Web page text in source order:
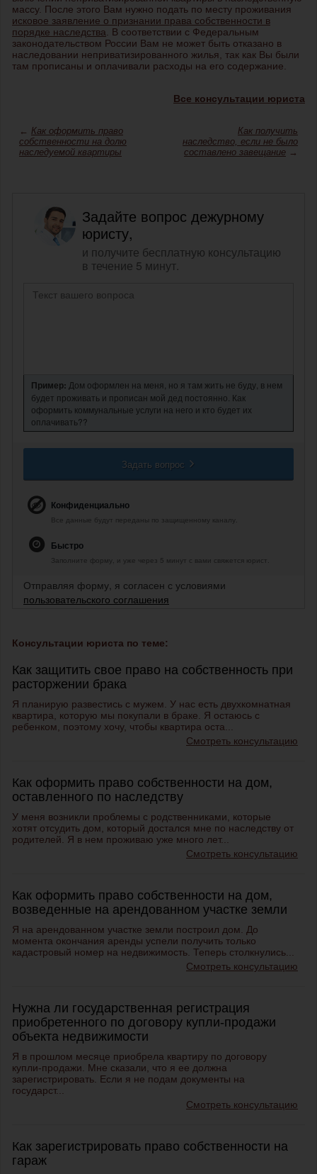
массу. После этого Вам нужно подать по месту проживания
исковое заявление о признании права собственности в
порядке наследства. В соответствии с Федеральным
законодательством России Вам не может быть отказано в
наследовании неприватизированного жилья, так как Вы были
там прописаны и оплачивали расходы на его содержание.
Все консультации юриста
← Как оформить право
собственности на долю
наследуемой квартиры
Как получить
наследство, если не было
составлено завещание →
Задайте вопрос дежурному
юристу,
и получите бесплатную консультацию
в течение 5 минут.
Пример: Дом оформлен на меня, но я там жить не буду, в нем
будет проживать и прописан мой дед постоянно. Как
оформить коммунальные услуги на него и кто будет их
оплачивать??
Задать вопрос
Конфиденциально
Все данные будут переданы по защищенному каналу.
Быстро
Заполните форму, и уже через 5 минут с вами свяжется юрист.
Отправляя форму, я согласен с условиями
пользовательского соглашения
Консультации юриста по теме:
Как защитить свое право на собственность при
расторжении брака
Я планирую развестись с мужем. У нас есть двухкомнатная
квартира, которую мы покупали в браке. Я остаюсь с
ребенком, поэтому хочу, чтобы квартира оста...
Смотреть консультацию
Как оформить право собственности на дом,
оставленного по наследству
У меня возникли проблемы с родственниками, которые
хотят отсудить дом, который достался мне по наследству от
родителей. Я в нем проживаю уже много лет...
Смотреть консультацию
Как оформить право собственности на дом,
возведенные на арендованном участке земли
Я на арендованном участке земли построил дом. До
момента окончания аренды успели получить только
кадастровый номер на недвижимость. Теперь столкнулись...
Смотреть консультацию
Нужна ли государственная регистрация
приобретенного по договору купли-продажи
объекта недвижимости
Я в прошлом месяце приобрела квартиру по договору
купли-продажи. Мне сказали, что я ее должна
зарегистрировать. Если я не подам документы на
государст...
Смотреть консультацию
Как зарегистрировать право собственности на
гараж